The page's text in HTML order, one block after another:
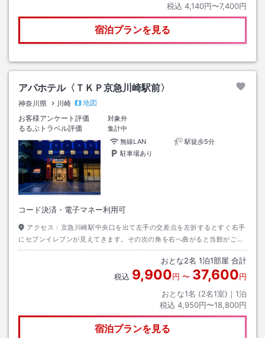
税込 4,140円〜7,400円
宿泊プランを見る
アパホテル〈ＴＫＰ京急川崎駅前〉
神奈川県 川崎
地図
お客様アンケート評価
対象外
るるぶトラベル評価
集計中
無線LAN
駅徒歩5分
駐車場あり
コード決済・電子マネー利用可
アクセス： 京急川崎駅中央口を出て左手の交差点を左折するとすぐ右手
にセブンイレブンが見えてきます。その次の角を右へ曲がると当館がござ
います。
おとな2名 1泊1部屋 合計
税込 9,900円 〜 37,600円
おとな1名 (2名1室)｜ 1泊
税込 4,950円〜18,800円
宿泊プランを見る